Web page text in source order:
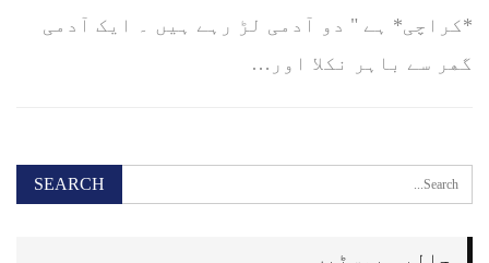
*ﮐﺮﺍﭼﯽ* ﮨﮯ " ﺩﻭ ﺁﺩﻣﯽ ﻟﮍ ﺭﮨﮯ ﮨﯿﮟ ۔ ﺍﯾﮏ ﺁﺩﻣﯽ
ﮔﮭﺮ ﺳﮯ ﺑﺎﮨﺮ ﻧﮑﻼ ﺍﻭﺭ…